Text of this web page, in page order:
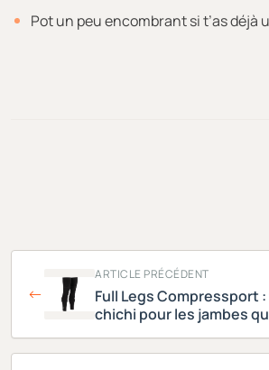
Pot un peu encombrant si t’as déjà
ARTICLE PRÉCÉDENT
Full Legs Compressport
chichi pour les jambes